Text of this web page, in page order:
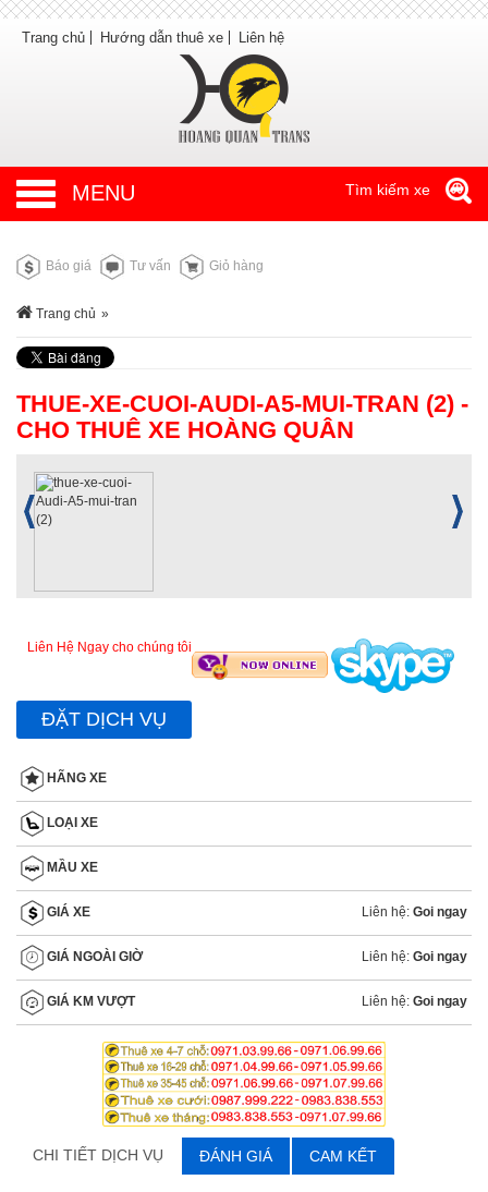
Trang chủ Hướng dẫn thuê xe Liên hệ
MENU Tìm kiếm xe
Báo giá Tư vấn Giỏ hàng
Trang chủ »
THUE-XE-CUOI-AUDI-A5-MUI-TRAN (2) -
CHO THUÊ XE HOÀNG QUÂN
Liên Hệ Ngay cho chúng tôi
ĐẶT DỊCH VỤ
HÃNG XE
LOẠI XE
MẦU XE
GIÁ XE Liên hệ: Goi ngay
GIÁ NGOÀI GIỜ Liên hệ: Goi ngay
GIÁ KM VƯỢT Liên hệ: Goi ngay
CHI TIẾT DỊCH VỤ ĐÁNH GIÁ CAM KẾT